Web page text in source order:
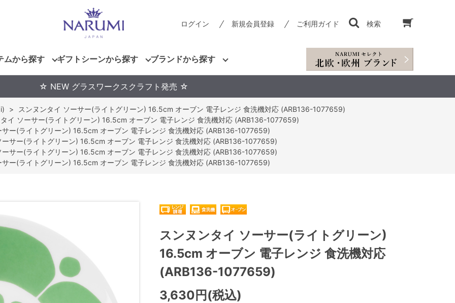
ログイン 新規会員登録 ご利用ガイド 検索
ムから探す ギフトシーンから探す ブランドから探す
☆ NEW グラスワークスクラフト発売 ☆
>
スンヌンタイ ソーサー(ライトグリーン) 16.5cm オーブン 電子レンジ 食洗機対応 (ARB136-1077659)
イ ソーサー(ライトグリーン) 16.5cm オーブン 電子レンジ 食洗機対応 (ARB136-1077659)
サー(ライトグリーン) 16.5cm オーブン 電子レンジ 食洗機対応 (ARB136-1077659)
ーサー(ライトグリーン) 16.5cm オーブン 電子レンジ 食洗機対応 (ARB136-1077659)
ーサー(ライトグリーン) 16.5cm オーブン 電子レンジ 食洗機対応 (ARB136-1077659)
サー(ライトグリーン) 16.5cm オーブン 電子レンジ 食洗機対応 (ARB136-1077659)
スンヌンタイ ソーサー(ライトグリーン)
16.5cm オーブン 電子レンジ 食洗機対応
(ARB136-1077659)
3,630円(税込)